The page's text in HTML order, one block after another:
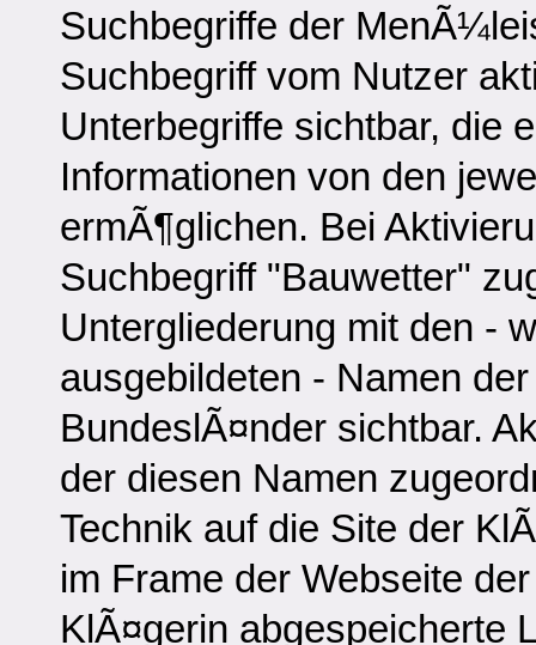
Suchbegriffe der
Suchbegriff vom Nutzer
Unterbegriffe sichtbar, die
Informationen von den
ermÃ¶glichen. Bei
Suchbegriff "Bauwetter"
Untergliederung mit den -
ausgebildeten - Namen
BundeslÃ¤nder sichtbar.
der diesen Namen
Technik auf die Site der
im Frame der Webseite
KlÃ¤gerin abgespeicherte